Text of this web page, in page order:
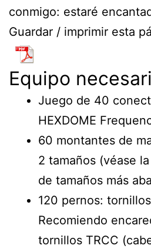
conmigo: estaré
Guardar / imprimir esta
Equipo
Juego de 40
HEXDOME
60 montantes de
2 tamaños (véase
de tamaños más
120 pernos:
Recomiendo
tornillos TRCC